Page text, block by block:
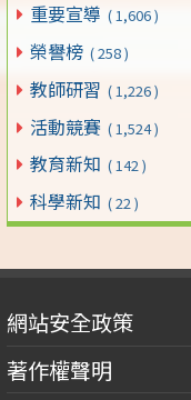
重要宣導 ( 1,606 )
榮譽榜 ( 258 )
教師研習 ( 1,226 )
活動競賽 ( 1,524 )
教育新知 ( 142 )
科學新知 ( 22 )
網站安全政策
著作權聲明